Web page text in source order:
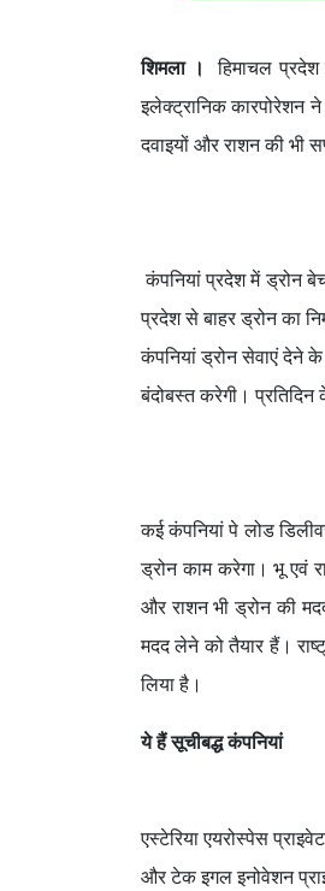
शिमला ।
हिमाचल
इलेक्ट्रानिक कारपोरेशन ने
दवाइयों और राशन की भी
कंपनियां प्रदेश में ड्रोन
प्रदेश से बाहर ड्रोन का
कंपनियां ड्रोन सेवाएं देने
बंदोबस्त करेगी। प्रतिदिन
कई कंपनियां पे लोड
ड्रोन काम करेगा। भू एवं
और राशन भी ड्रोन की
मदद लेने को तैयार हैं।
लिया है।
ये हैं सूचीबद्ध कंपनियां
एस्टेरिया एयरोस्पेस
और टेक इगल इनोवेशन